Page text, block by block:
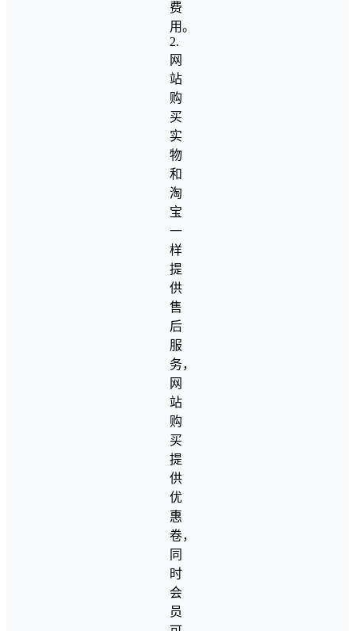
费
用。
2.
网
站
购
买
实
物
和
淘
宝
一
样
提
供
售
后
服
务，
网
站
购
买
提
供
优
惠
卷，
同
时
会
员